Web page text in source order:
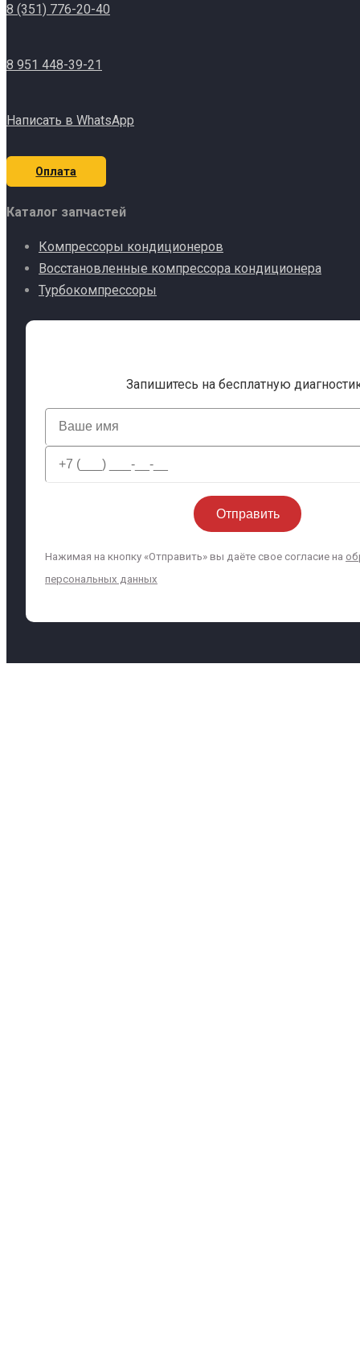
8 (351) 776-20-40
8 951 448-39-21
Написать в WhatsApp
Оплата
Каталог запчастей
Компрессоры кондиционеров
Восстановленные компрессора кондиционера
Турбокомпрессоры
Запишитесь на бесплатную
Нажимая на кнопку «Отправить» вы даёте свое согласие на
персональных данных